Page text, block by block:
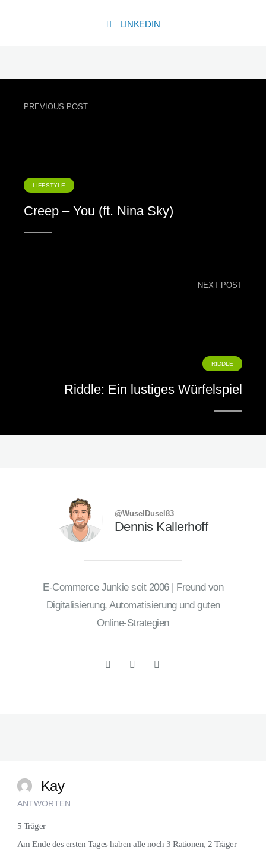
LINKEDIN
PREVIOUS POST
LIFESTYLE
Creep – You (ft. Nina Sky)
NEXT POST
RIDDLE
Riddle: Ein lustiges Würfelspiel
@WuselDusel83
Dennis Kallerhoff
E-Commerce Junkie seit 2006 | Freund von
Digitalisierung, Automatisierung und guten
Online-Strategien
Kay
ANTWORTEN
5 Träger
Am Ende des ersten Tages haben alle noch 3 Rationen, 2 Träger